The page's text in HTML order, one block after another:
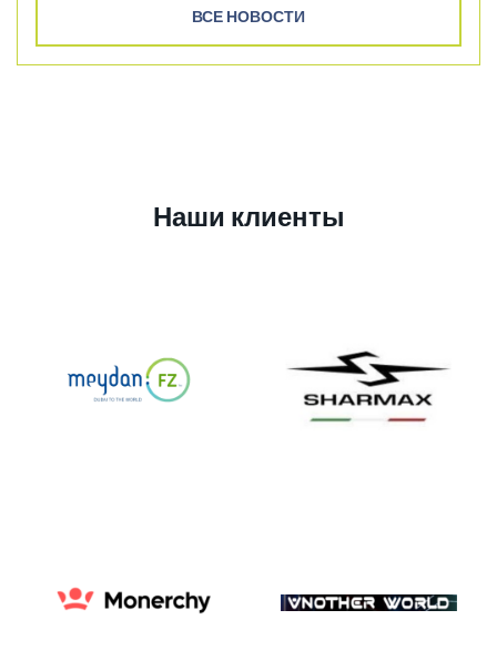
ВСЕ НОВОСТИ
Наши клиенты